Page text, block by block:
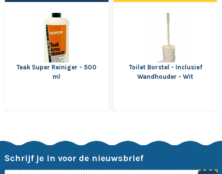
Teak Super Reiniger - 500
ml
Toilet Borstel - Inclusief
Wandhouder - Wit
Schrijf je in voor de nieuwsbrief